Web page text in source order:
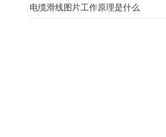
电缆滑线图片工作原理是什么